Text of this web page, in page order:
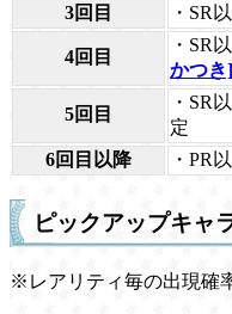
3回目
・SR
4回目
・SR
かつき
5回目
・SR
定
6回目以降
・PR
ピックアップキャ
※レアリティ毎の出現確